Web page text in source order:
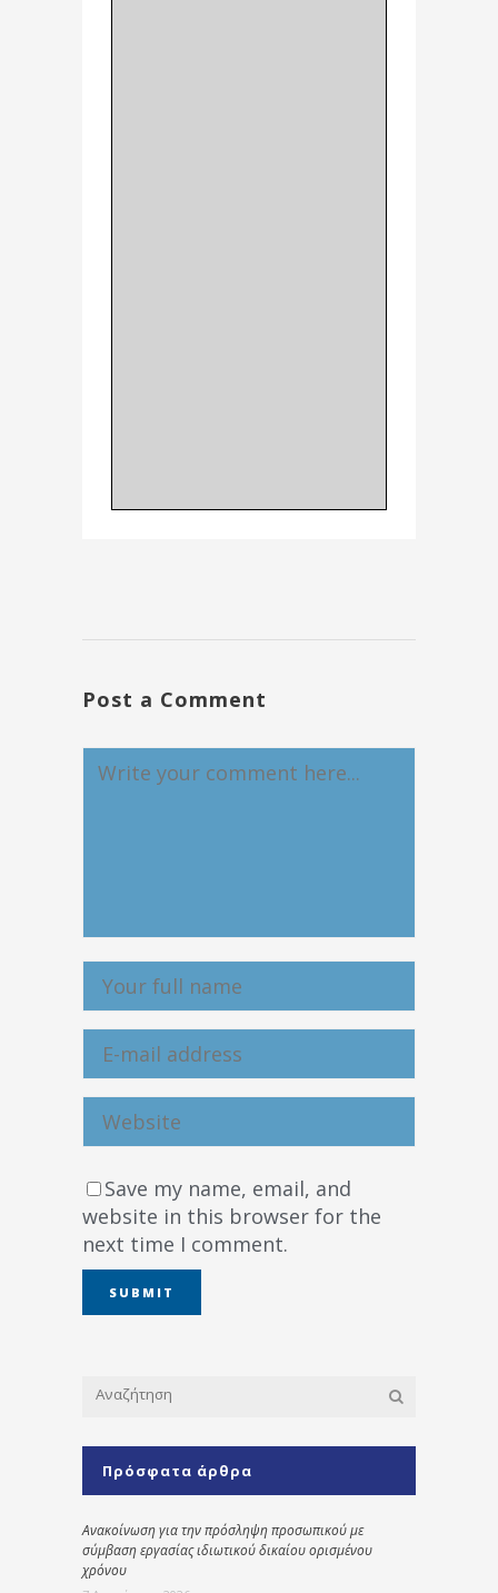
Post a Comment
Save my name, email, and
website in this browser for the
next time I comment.
Πρόσφατα άρθρα
Ανακοίνωση για την πρόσληψη προσωπικού με
σύμβαση εργασίας ιδιωτικού δικαίου ορισμένου
χρόνου